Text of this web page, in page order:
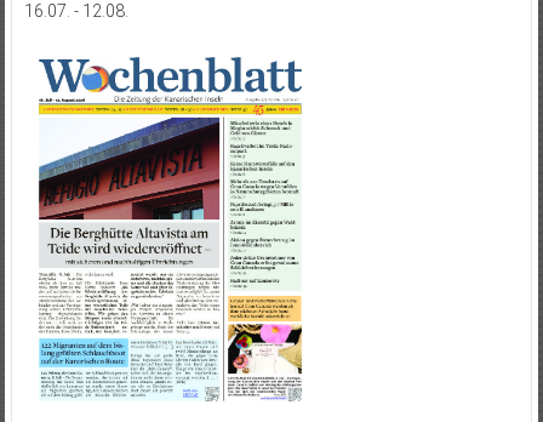
16.07. - 12.08.